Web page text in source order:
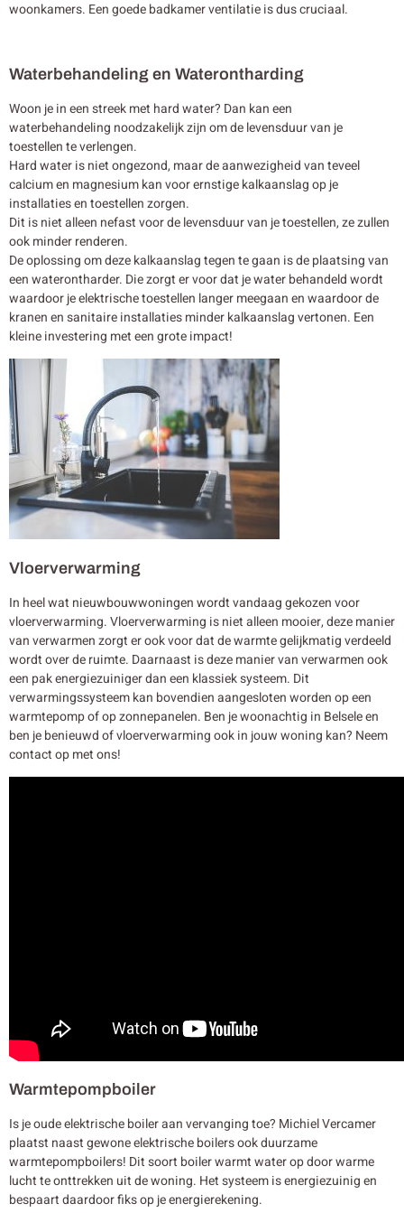
woonkamers. Een goede badkamer ventilatie is dus cruciaal.
Waterbehandeling en Waterontharding
Woon je in een streek met hard water? Dan kan een
waterbehandeling noodzakelijk zijn om de levensduur van je
toestellen te verlengen.
Hard water is niet ongezond, maar de aanwezigheid van teveel
calcium en magnesium kan voor ernstige kalkaanslag op je
installaties en toestellen zorgen.
Dit is niet alleen nefast voor de levensduur van je toestellen, ze zullen
ook minder renderen.
De oplossing om deze kalkaanslag tegen te gaan is de plaatsing van
een waterontharder. Die zorgt er voor dat je water behandeld wordt
waardoor je elektrische toestellen langer meegaan en waardoor de
kranen en sanitaire installaties minder kalkaanslag vertonen. Een
kleine investering met een grote impact!
Vloerverwarming
In heel wat nieuwbouwwoningen wordt vandaag gekozen voor
vloerverwarming. Vloerverwarming is niet alleen mooier, deze manier
van verwarmen zorgt er ook voor dat de warmte gelijkmatig verdeeld
wordt over de ruimte. Daarnaast is deze manier van verwarmen ook
een pak energiezuiniger dan een klassiek systeem. Dit
verwarmingssysteem kan bovendien aangesloten worden op een
warmtepomp of op zonnepanelen. Ben je woonachtig in Belsele en
ben je benieuwd of vloerverwarming ook in jouw woning kan? Neem
contact op met ons!
Warmtepompboiler
Is je oude elektrische boiler aan vervanging toe? Michiel Vercamer
plaatst naast gewone elektrische boilers ook duurzame
warmtepompboilers! Dit soort boiler warmt water op door warme
lucht te onttrekken uit de woning. Het systeem is energiezuinig en
bespaart daardoor fiks op je energierekening.